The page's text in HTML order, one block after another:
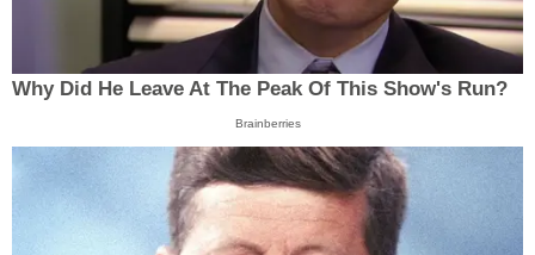
Why Did He Leave At The Peak Of This Show's Run?
Brainberries